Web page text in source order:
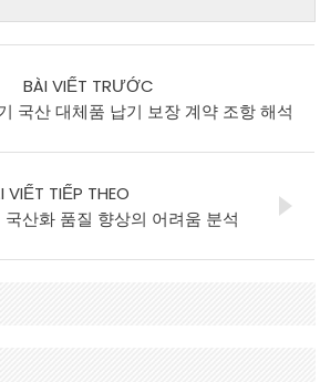
BÀI VIẾT TRƯỚC
국산 대체품 납기 보장 계약 조항 해석
VIẾT TIẾP THEO
산화 품질 향상의 어려움 분석